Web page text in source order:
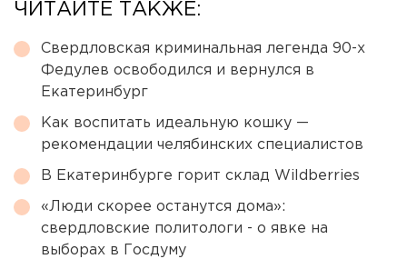
ЧИТАЙТЕ ТАКЖЕ:
Свердловская криминальная легенда 90-х
Федулев освободился и вернулся в
Екатеринбург
Как воспитать идеальную кошку —
рекомендации челябинских специалистов
В Екатеринбурге горит склад Wildberries
«Люди скорее останутся дома»:
свердловские политологи - о явке на
выборах в Госдуму